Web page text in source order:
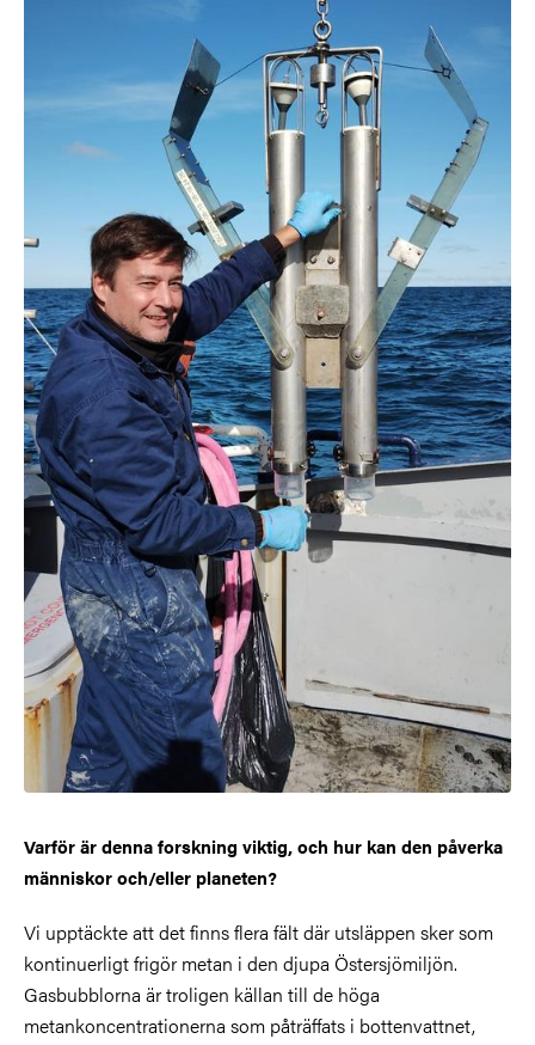
Varför är denna forskning viktig, och hur kan den påverka
människor och/eller planeten?
Vi upptäckte att det finns flera fält där utsläppen sker som
kontinuerligt frigör metan i den djupa Östersjömiljön.
Gasbubblorna är troligen källan till de höga
metankoncentrationerna som påträffats i bottenvattnet,